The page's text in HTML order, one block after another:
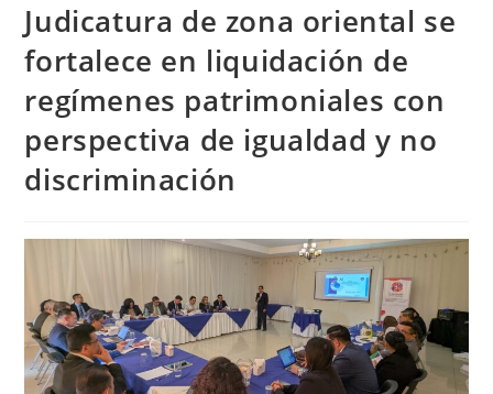
Judicatura de zona oriental se
fortalece en liquidación de
regímenes patrimoniales con
perspectiva de igualdad y no
discriminación